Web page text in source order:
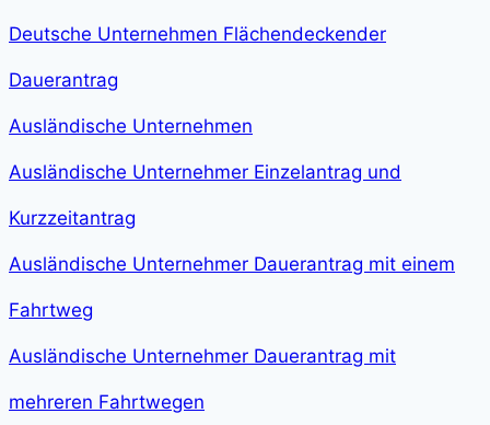
Deutsche Unternehmen Flächendeckender
Dauerantrag
Ausländische Unternehmen
Ausländische Unternehmer Einzelantrag und
Kurzzeitantrag
Ausländische Unternehmer Dauerantrag mit einem
Fahrtweg
Ausländische Unternehmer Dauerantrag mit
mehreren Fahrtwegen